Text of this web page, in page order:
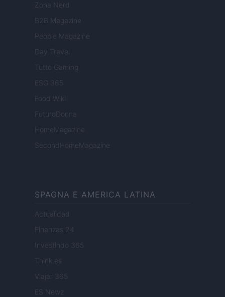
Zona Nerd
B2B Magazine
People Magazine
Day Travel
Tutto Gaming
ESG 365
Food Wiki
FuturoDonna
HomeMagazine
SecondHomeMagazine
SPAGNA E AMERICA LATINA
Actualidad
Finanzas 24
Investindo 365
Think.es
Viajar 365
ES Newz